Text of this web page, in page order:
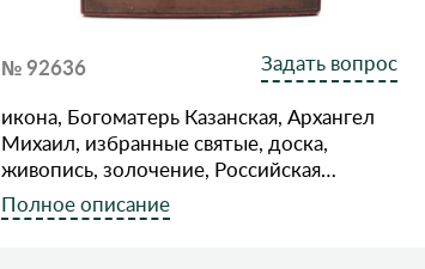
№ 92636
Задать вопрос
икона, Богоматерь Казанская, Архангел
Михаил, избранные святые, доска,
живопиcь, золочение, Российская…
Полное описание